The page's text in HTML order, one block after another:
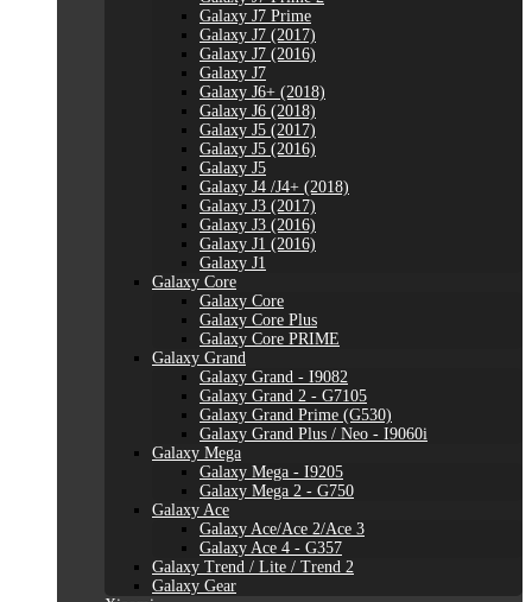
Galaxy J7 Prime
Galaxy J7 (2017)
Galaxy J7 (2016)
Galaxy J7
Galaxy J6+ (2018)
Galaxy J6 (2018)
Galaxy J5 (2017)
Galaxy J5 (2016)
Galaxy J5
Galaxy J4 /J4+ (2018)
Galaxy J3 (2017)
Galaxy J3 (2016)
Galaxy J1 (2016)
Galaxy J1
Galaxy Core
Galaxy Core
Galaxy Core Plus
Galaxy Core PRIME
Galaxy Grand
Galaxy Grand - I9082
Galaxy Grand 2 - G7105
Galaxy Grand Prime (G530)
Galaxy Grand Plus / Neo - I9060i
Galaxy Mega
Galaxy Mega - I9205
Galaxy Mega 2 - G750
Galaxy Ace
Galaxy Ace/Ace 2/Ace 3
Galaxy Ace 4 - G357
Galaxy Trend / Lite / Trend 2
Galaxy Gear